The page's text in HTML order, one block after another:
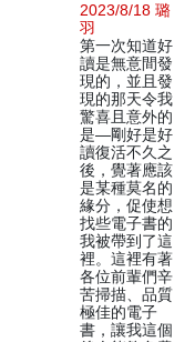
2023/8/18 璐
羽
第一次知道好
讀是無意間發
現的，並且發
現的那天令我
驚喜且意外的
是—剛好是好
讀復活不久之
後，覺著應該
是某種莫名的
緣分，促使想
找些電子書的
我被帶到了這
裡。這裡有著
各位前輩們辛
苦掃描、品質
極佳的電子
書，讓我這個